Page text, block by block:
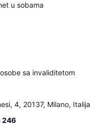
u sobama
sa invaliditetom
4, 20137, Milano, Italija
246